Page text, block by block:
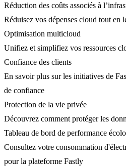
Réduction des coûts associés à
Réduisez vos dépenses cloud tout en
Optimisation multicloud
Unifiez et simplifiez vos ressources
Confiance des clients
En savoir plus sur les initiatives de
de confiance
Protection de la vie privée
Découvrez comment protéger les
Tableau de bord de performance
Consultez votre consommation
pour la plateforme Fastly